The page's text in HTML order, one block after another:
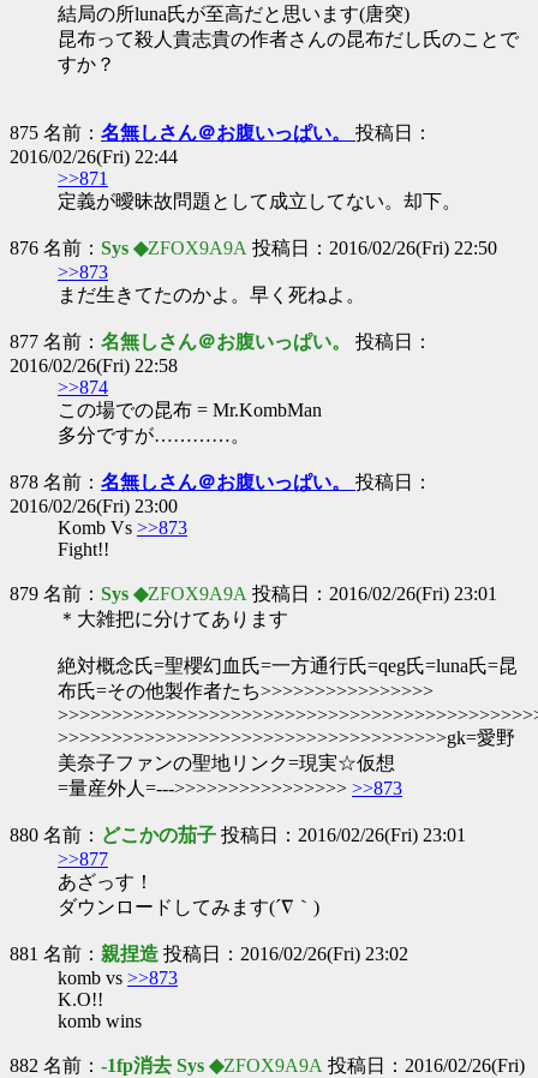
結局の所luna氏が至高だと思います(唐突)
昆布って殺人貴志貴の作者さんの昆布だし氏のことで
すか？
875 名前： 名無しさん＠お腹いっぱい。 投稿日：
2016/02/26(Fri) 22:44
>>871
定義が曖昧故問題として成立してない。却下。
876 名前： Sys ◆ZFOX9A9A 投稿日：2016/02/26(Fri) 22:50
>>873
まだ生きてたのかよ。早く死ねよ。
877 名前： 名無しさん＠お腹いっぱい。 投稿日：
2016/02/26(Fri) 22:58
>>874
この場での昆布 = Mr.KombMan
多分ですが…………。
878 名前： 名無しさん＠お腹いっぱい。 投稿日：
2016/02/26(Fri) 23:00
Komb Vs >>873
Fight!!
879 名前： Sys ◆ZFOX9A9A 投稿日：2016/02/26(Fri) 23:01
＊大雑把に分けてあります
絶対概念氏=聖櫻幻血氏=一方通行氏=qeg氏=luna氏=昆
布氏=その他製作者たち>>>>>>>>>>>>>>>>
>>>>>>>>>>>>>>>>>>>>>>>>>>>>>>>>>>>>gk=愛野
美奈子ファンの聖地リンク=現実☆仮想
=量産外人=--->>>>>>>>>>>>>>>> >>873
880 名前： どこかの茄子 投稿日：2016/02/26(Fri) 23:01
>>877
あざっす！
ダウンロードしてみます(´∇｀)
881 名前： 親捏造 投稿日：2016/02/26(Fri) 23:02
komb vs >>873
K.O!!
komb wins
882 名前： -1fp消去 Sys ◆ZFOX9A9A 投稿日：2016/02/26(Fri)